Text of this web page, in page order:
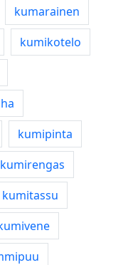
kumarainen
kumikotelo
kumipinta
kumirengas
kumitassu